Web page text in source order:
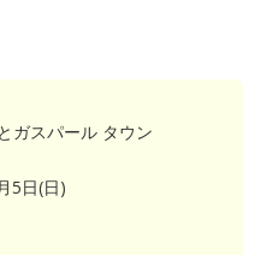
ガスパール タウン
5日(日)